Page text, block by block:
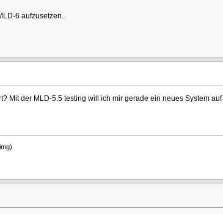
6 aufzusetzen.
Mit der MLD-5.5 testing will ich mir gerade ein neues System